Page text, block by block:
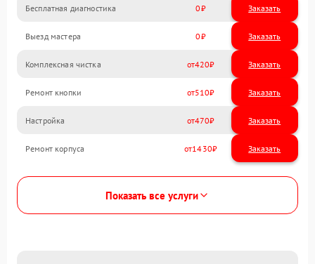
Бесплатная диагностика 0 Заказать
Выезд мастера 0 Заказать
Комплексная чистка 420
Ремонт кнопки 510
Настройка 470
Ремонт корпуса 1430
Показать все услуги